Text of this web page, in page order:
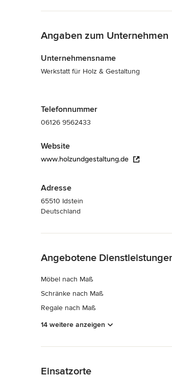
Angaben zum Unternehmen
Unternehmensname
Werkstatt für Holz & Gestaltung
Telefonnummer
06126 9562433
Website
www.holzundgestaltung.de
Adresse
65510 Idstein
Deutschland
Angebotene
Möbel nach Maß
Schränke nach Maß
Regale nach Maß
14 weitere anzeigen
Einsatzorte